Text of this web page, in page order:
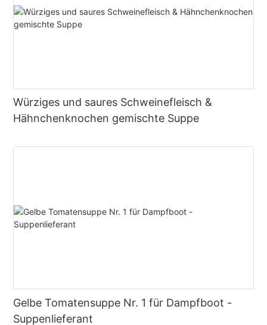
Würziges und saures Schweinefleisch &
Hähnchenknochen gemischte Suppe
Gelbe Tomatensuppe Nr. 1 für Dampfboot -
Suppenlieferant